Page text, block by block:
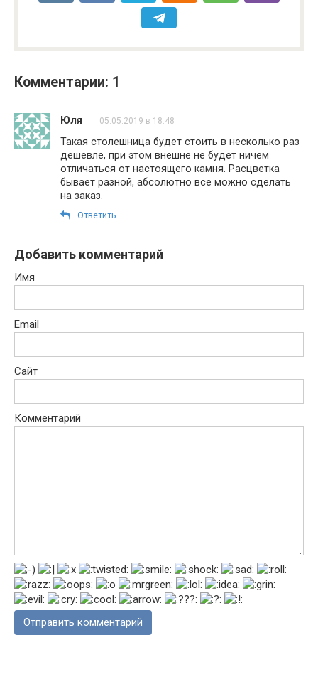
Комментарии: 1
Юля 05.05.2019 в 18:48
Такая столешница будет стоить в несколько раз
дешевле, при этом внешне не будет ничем
отличаться от настоящего камня. Расцветка
бывает разной, абсолютно все можно сделать
на заказ.
Ответить
Добавить комментарий
Имя
Email
Сайт
Комментарий